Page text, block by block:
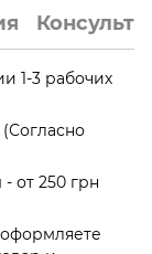
1-3 рабочих
от 250 грн